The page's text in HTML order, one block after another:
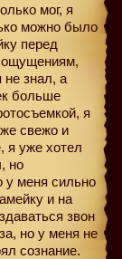
мог, я
можно было
перед
ощущениям,
не знал, а
больше
я
свежо и
я уже хотел
но
у меня сильно
и на
звон
но у меня не
сознание.